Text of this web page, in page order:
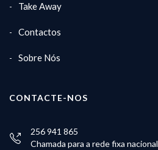
Take Away
Contactos
Sobre Nós
CONTACTE-NOS
256 941 865
Chamada para a rede fixa nacional